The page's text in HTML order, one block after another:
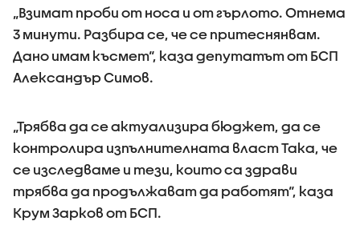
„Взимат проби от носа и от гърлото. Отнема
3 минути. Разбира се, че се притеснянвам.
Дано имам късмет“, каза депутатът от БСП
Александър Симов.
„Трябва да се актуализира бюджет, да се
контролира изпълнителната власт Така, че
се изследваме и тези, които са здрави
трябва да продължават да работят“, каза
Крум Зарков от БСП.